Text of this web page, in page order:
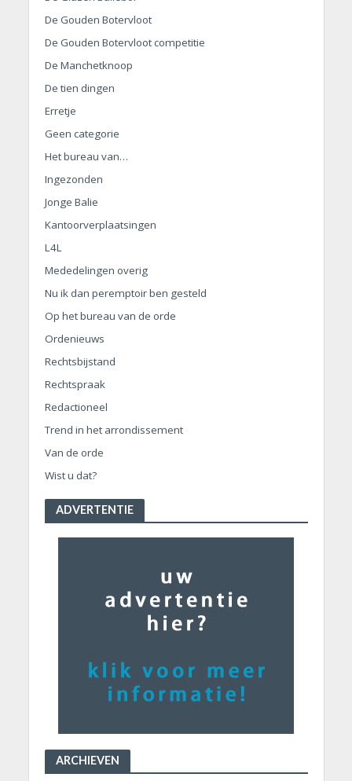
De Gouden Botervloot
De Gouden Botervloot competitie
De Manchetknoop
De tien dingen
Erretje
Geen categorie
Het bureau van…
Ingezonden
Jonge Balie
Kantoorverplaatsingen
L4L
Mededelingen overig
Nu ik dan peremptoir ben gesteld
Op het bureau van de orde
Ordenieuws
Rechtsbijstand
Rechtspraak
Redactioneel
Trend in het arrondissement
Van de orde
Wist u dat?
ADVERTENTIE
ARCHIEVEN